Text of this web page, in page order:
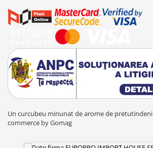
Un curcubeu minunat de arome de pretutindeni
commerce by Gomag